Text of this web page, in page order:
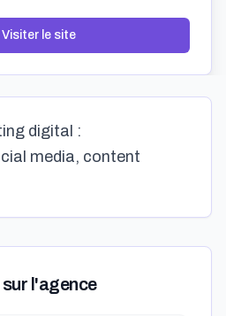
Visiter le site
digital :
media, content
l'agence